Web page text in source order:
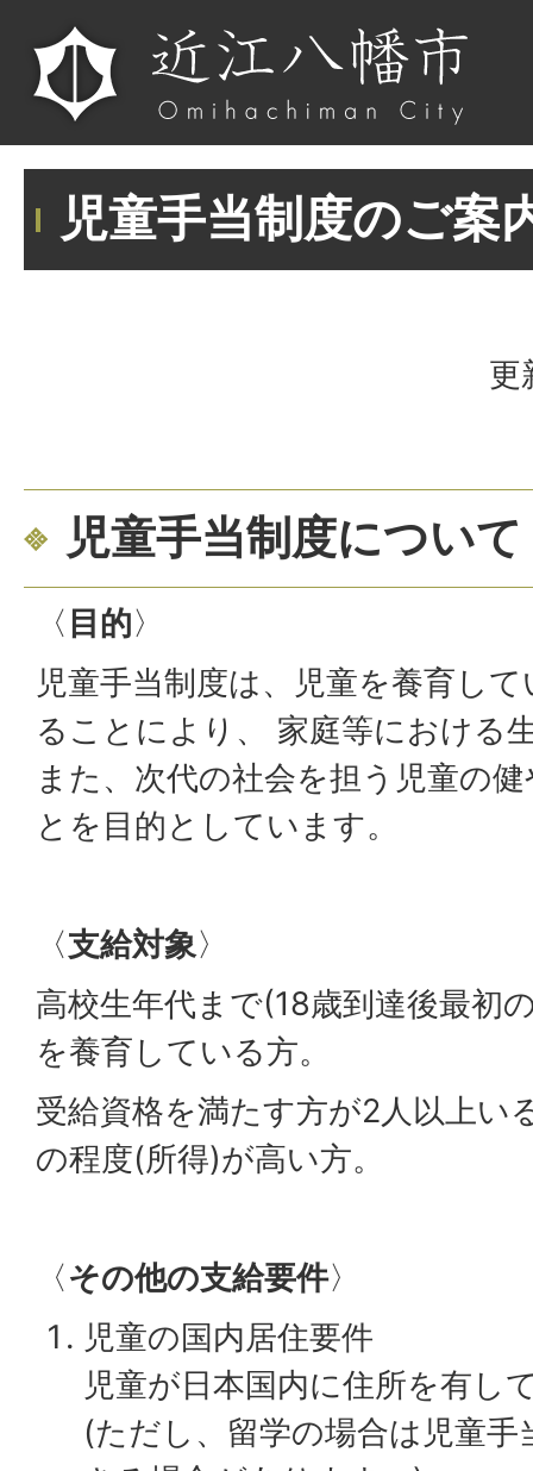
児童手当制度のご案
更
児童手当制度について
〈 目的〉
児童手当制度は、児童を養育し
ることにより、 家庭等における
また、次代の社会を担う児童の
とを目的としています。
〈支給対象〉
高校生年代まで(18歳到達後最初
を養育している方。
受給資格を満たす方が2人以上い
の程度(所得)が高い方。
〈その他の支給要件〉
児童の国内居住要件
児童が日本国内に住所を有し
(ただし、留学の場合は児童